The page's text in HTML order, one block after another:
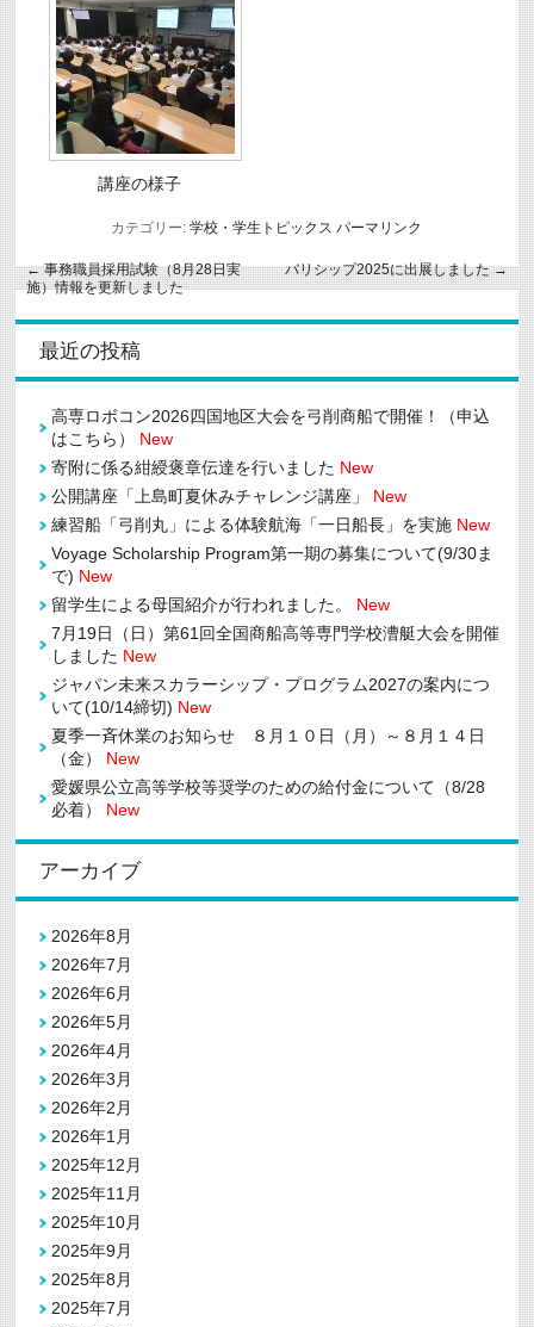
講座の様子
カテゴリー:学校・学生トピックス パーマリンク
←事務職員採用試験（8月28日実
施）情報を更新しました
バリシップ2025に出展しました→
最近の投稿
高専ロボコン2026四国地区大会を弓削商船で開催！（申込
はこちら） New
寄附に係る紺綬褒章伝達を行いました New
公開講座「上島町夏休みチャレンジ講座」
New
練習船「弓削丸」による体験航海「一日船長」を実施 New
Voyage Scholarship Program第一期の募集について(9/30ま
で) New
留学生による母国紹介が行われました。 New
7月19日（日）第61回全国商船高等専門学校漕艇大会を開催
しました New
ジャパン未来スカラーシップ・プログラム2027の案内につ
いて(10/14締切) New
夏季一斉休業のお知らせ ８月１０日（月）～８月１４日
（金） New
愛媛県公立高等学校等奨学のための給付金について（8/28
必着） New
アーカイブ
2026年8月
2026年7月
2026年6月
2026年5月
2026年4月
2026年3月
2026年2月
2026年1月
2025年12月
2025年11月
2025年10月
2025年9月
2025年8月
2025年7月